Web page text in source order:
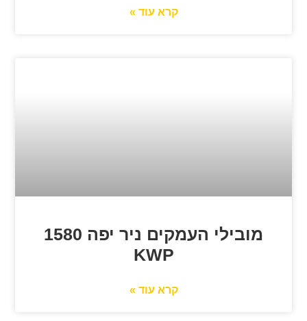
קרא עוד »
מובילי העמקים ניר יפה 1580
KWP
קרא עוד »